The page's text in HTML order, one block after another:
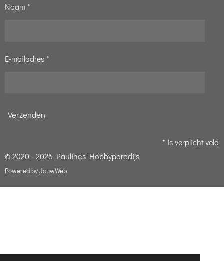
Naam *
E-mailadres *
Verzenden
* is verplicht veld
© 2020 - 2026 Pauline's Hobbyparadijs
Powered byJouwWeb